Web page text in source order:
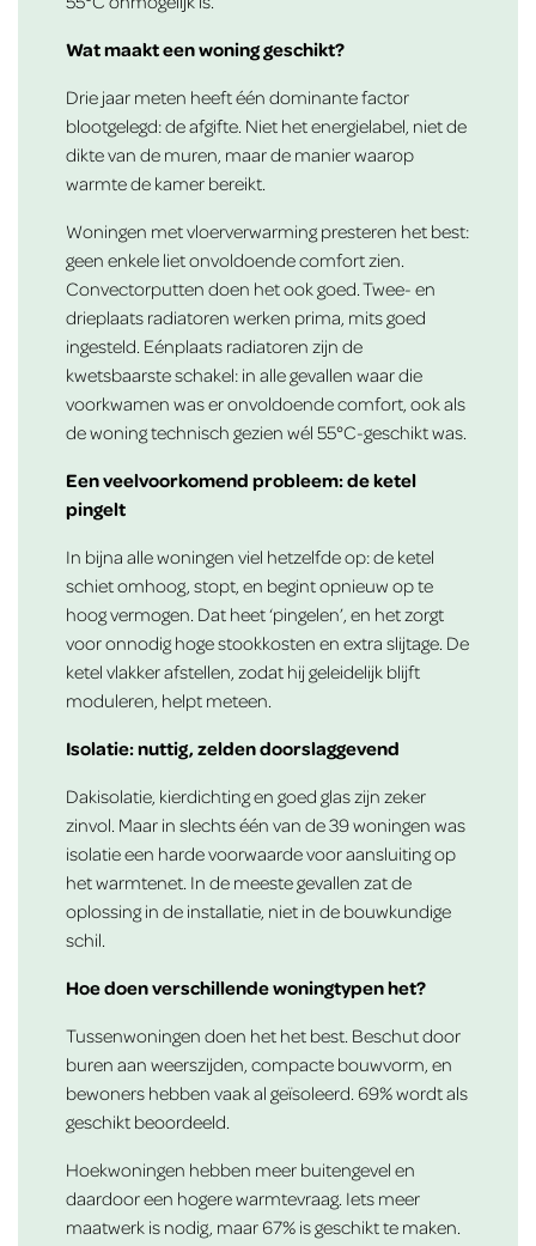
Wat maakt een woning geschikt?
Drie jaar meten heeft één dominante factor
blootgelegd: de afgifte. Niet het energielabel, niet de
dikte van de muren, maar de manier waarop
warmte de kamer bereikt.
Woningen met vloerverwarming presteren het best:
geen enkele liet onvoldoende comfort zien.
Convectorputten doen het ook goed. Twee- en
drieplaats radiatoren werken prima, mits goed
ingesteld. Eénplaats radiatoren zijn de
kwetsbaarste schakel: in alle gevallen waar die
voorkwamen was er onvoldoende comfort, ook als
de woning technisch gezien wél 55°C-geschikt was.
Een veelvoorkomend probleem: de ketel
pingelt
In bijna alle woningen viel hetzelfde op: de ketel
schiet omhoog, stopt, en begint opnieuw op te
hoog vermogen. Dat heet ‘pingelen’, en het zorgt
voor onnodig hoge stookkosten en extra slijtage. De
ketel vlakker afstellen, zodat hij geleidelijk blijft
moduleren, helpt meteen.
Isolatie: nuttig, zelden doorslaggevend
Dakisolatie, kierdichting en goed glas zijn zeker
zinvol. Maar in slechts één van de 39 woningen was
isolatie een harde voorwaarde voor aansluiting op
het warmtenet. In de meeste gevallen zat de
oplossing in de installatie, niet in de bouwkundige
schil.
Hoe doen verschillende woningtypen het?
Tussenwoningen doen het het best. Beschut door
buren aan weerszijden, compacte bouwvorm, en
bewoners hebben vaak al geïsoleerd. 69% wordt als
geschikt beoordeeld.
Hoekwoningen hebben meer buitengevel en
daardoor een hogere warmtevraag. Iets meer
maatwerk is nodig, maar 67% is geschikt te maken.